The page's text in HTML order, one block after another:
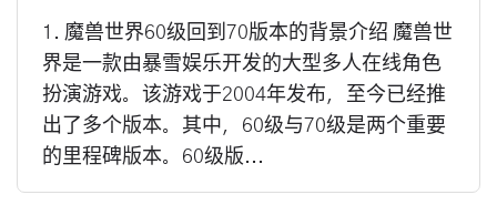
1. 魔兽世界60级回到70版本的背景介绍 魔兽世
界是一款由暴雪娱乐开发的大型多人在线角色
扮演游戏。该游戏于2004年发布，至今已经推
出了多个版本。其中，60级与70级是两个重要
的里程碑版本。60级版...